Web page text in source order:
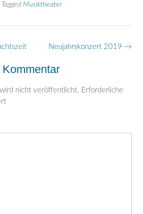
Tagged Musiktheater
Neujahrskonzert 2019 →
nicht veröffentlicht. Erforderliche